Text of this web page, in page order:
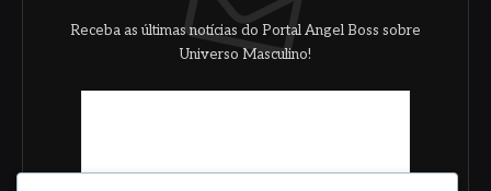
Receba as últimas notícias do Portal Angel Boss sobre
Universo Masculino!